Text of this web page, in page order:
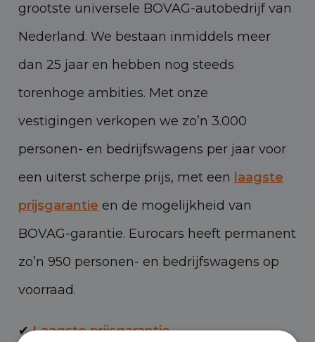
grootste universele BOVAG-autobedrijf van
Nederland. We bestaan inmiddels meer
dan 25 jaar en hebben nog steeds
torenhoge ambities. Met onze
vestigingen verkopen we zo’n 3.000
personen- en bedrijfswagens per jaar voor
een uiterst scherpe prijs, met een laagste
prijsgarantie en de mogelijkheid van
BOVAG-garantie. Eurocars heeft permanent
zo’n 950 personen- en bedrijfswagens op
voorraad.
✔Laagste prijsgarantie